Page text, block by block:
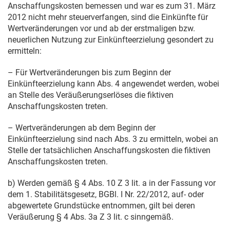
Anschaffungskosten bemessen und war es zum 31. März
2012 nicht mehr steuerverfangen, sind die Einkünfte für
Wertveränderungen vor und ab der erstmaligen bzw.
neuerlichen Nutzung zur Einkünfteerzielung gesondert zu
ermitteln:
– Für Wertveränderungen bis zum Beginn der
Einkünfteerzielung kann Abs. 4 angewendet werden, wobei
an Stelle des Veräußerungserlöses die fiktiven
Anschaffungskosten treten.
– Wertveränderungen ab dem Beginn der
Einkünfteerzielung sind nach Abs. 3 zu ermitteln, wobei an
Stelle der tatsächlichen Anschaffungskosten die fiktiven
Anschaffungskosten treten.
b) Werden gemäß § 4 Abs. 10 Z 3 lit. a in der Fassung vor
dem 1. Stabilitätsgesetz, BGBl. I Nr. 22/2012, auf- oder
abgewertete Grundstücke entnommen, gilt bei deren
Veräußerung § 4 Abs. 3a Z 3 lit. c sinngemäß.